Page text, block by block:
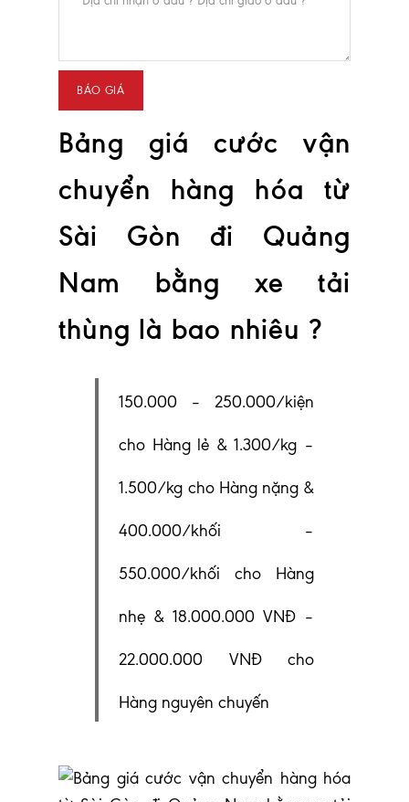
Bảng giá cước vận
chuyển hàng hóa từ
Sài Gòn đi Quảng
Nam bằng xe tải
thùng là bao nhiêu ?
150.000 – 250.000/kiện
cho Hàng lẻ & 1.300/kg –
1.500/kg cho Hàng nặng &
400.000/khối –
550.000/khối cho Hàng
nhẹ & 18.000.000 VNĐ –
22.000.000 VNĐ cho
Hàng nguyên chuyến